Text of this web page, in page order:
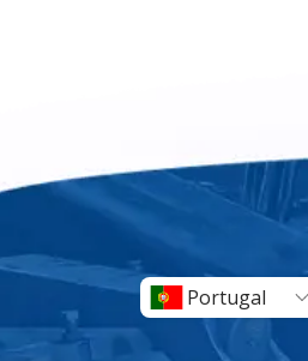
Portugal